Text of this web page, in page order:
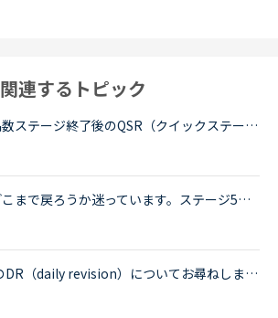
関連するトピック
カランメソッドの偶数ステージ終了後のQSR（クイックステージリビジョン）について、お尋ねします。いま、ステージ６の終盤に来ていて、来週末ごろからFSRに入りそうです。ステージ５ではFSRも結構時間がかかった...
カランステージをどこまで戻ろうか迷っています。ステージ5を受講していましたが、今年6月を最後に、復習の時間がとれなくて辛くなったため、カランを中断していました。ステージ5ではシャドーイングで講師につい...
カランstage11,12のDR（daily revision）についてお尋ねします。決まりでは、４P（paragraph）分戻るということになっていますが、各種exercise,手紙のwrighting方法のparagraphなどが、そのなかにカウントされて...